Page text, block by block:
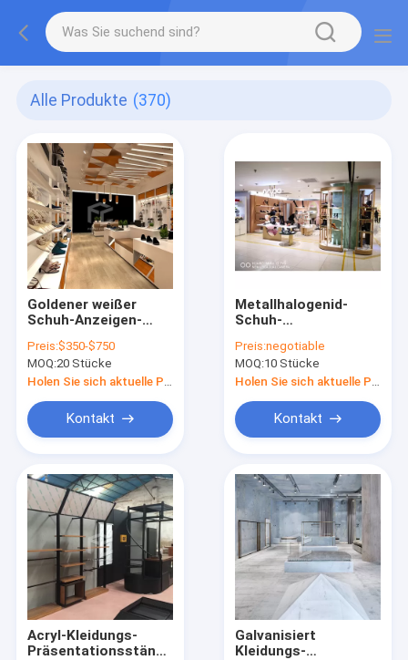
Alle Produkte (370)
Goldener weißer
Schuh-Anzeigen-
3D LED T4 Druck
geruhen
Preis:$350-$750
MOQ:20 Stücke
Kontakt
Metallhalogenid-
Schuh-
für Geschäft 20mm
starke backende
Farbe MDF
beendeten
Preis:negotiable
MOQ:10 Stücke
Kontakt
Acryl-Kleidungs-
Präsentationsständer-
Galvanisiert
Kleidungs-